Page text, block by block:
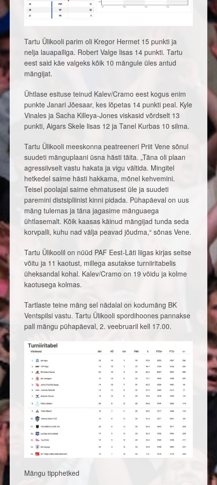
Tartu Ülikooli parim oli Kregor Hermet 15 punkti ja
nelja lauapalliga. Robert Valge lisas 14 punkti. Tartu
eest said käe valgeks kõik 10 mängule üles antud
mängijat.
Ühtlase esituse teinud Kalev/Cramo eest kogus enim
punkte Janari Jõesaar, kes lõpetas 14 punkti peal. Kyle
Vinales ja Sacha Killeya-Jones viskasid võrdselt 13
punkti, Aigars Skele lisas 12 ja Tanel Kurbas 10 silma.
Tartu Ülikooli meeskonna peatreeneri Priit Vene sõnul
suudeti mänguplaani üsna hästi täita. „Täna oli plaan
agressiivselt vastu hakata ja vigu vältida. Mingitel
hetkedel saime hästi hakkama, mõnel kehvemini.
Teisel poolajal saime ehmatusest üle ja suudeti
paremini distsipliinist kinni pidada. Pühapäeval on uus
mäng tulemas ja täna jagasime mänguaega
ühtlasemalt. Kõik kaasas käinud mängijad tunda seda
korvpalli, kuhu nad välja peavad jõudma,“ sõnas Vene.
Tartu Ülikoolil on nüüd PAF Eest-Läti liigas kirjas seitse
võitu ja 11 kaotust, millega asutakse turniiritabelis
üheksandal kohal. Kalev/Cramo on 19 võidu ja kolme
kaotusega kolmas.
Tartlaste teine mäng sel nädalal on kodumäng BK
Ventspilsi vastu. Tartu Ülikooli spordihoones pannakse
pall mängu pühapäeval, 2. veebruaril kell 17.00.
Mängu tipphetked